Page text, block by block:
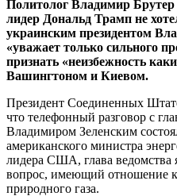
Политолог Владимир Брутер
лидер Дональд Трамп не
украинским президентом
«уважает только сильного
признать «неизбежность
Вашингтоном и Киевом.
Президент Соединенных
что телефонный разговор с
Владимиром Зеленским
американского министра
лидера США, глава ведомства
вопрос, имеющий отношение
природного газа.